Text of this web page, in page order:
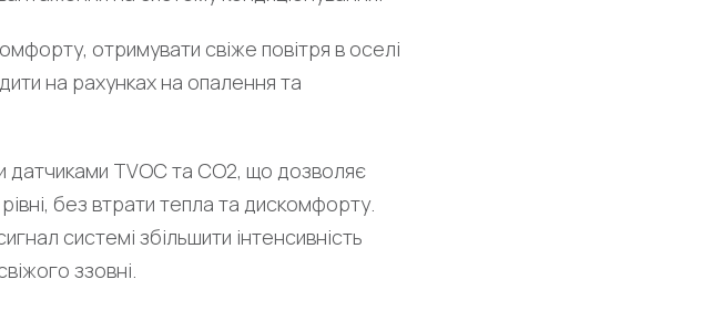
отримувати свіже повітря в оселі
на рахунках на опалення та
датчиками TVOC та СО2, що дозволяє
без втрати тепла та дискомфорту.
системі збільшити інтенсивність
ззовні.